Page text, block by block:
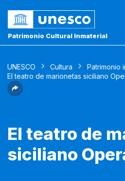
Patrimonio Cultural Inmaterial
UNESCO Cultura Patrimonio
El teatro de marionetas siciliano
El teatro de
siciliano